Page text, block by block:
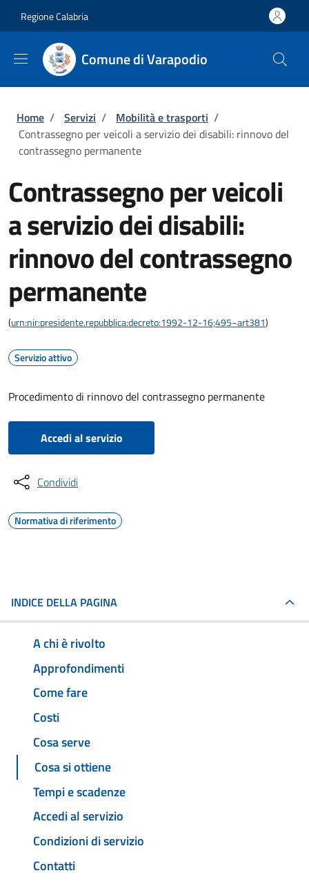
Regione Calabria
Comune di Varapodio
Briciole di pane
Home / Servizi / Mobilità e trasporti /
Contrassegno per veicoli a servizio dei disabili: rinnovo del
contrassegno permanente
Contrassegno per veicoli
a servizio dei disabili:
rinnovo del contrassegno
permanente
(urn:nir:presidente.repubblica:decreto:1992-12-16;495~art381)
Servizio attivo
Procedimento di rinnovo del contrassegno permanente
Accedi al servizio
Condividi
Normativa di riferimento
INDICE DELLA PAGINA
A chi è rivolto
Approfondimenti
Come fare
Costi
Cosa serve
Cosa si ottiene
Tempi e scadenze
Accedi al servizio
Condizioni di servizio
Contatti